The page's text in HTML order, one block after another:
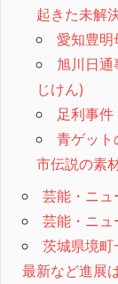
起きた未解
愛知豊
旭川日通
じけん)
足利事件
青ゲット
市伝説の素
芸能・ニュ
芸能・ニュ
茨城県境町
最新など進展